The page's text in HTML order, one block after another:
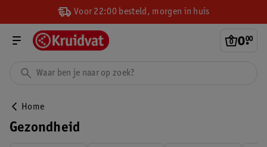
Voor 22:00 besteld, morgen in huis
0.
00
Home
Gezondheid